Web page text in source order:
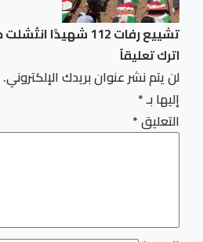
تشييع رفات 112 شهيدًا انتُشلت جثامينهم في غزة
اترك تعليقاً
لن يتم نشر عنوان بريدك الإلكتروني.
إليها بـ*
التعليق*